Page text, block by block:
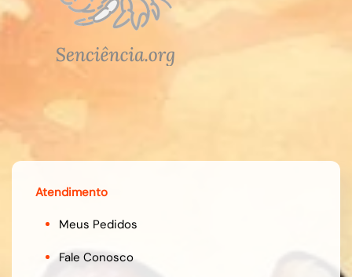
Atendimento
Meus Pedidos
Fale Conosco